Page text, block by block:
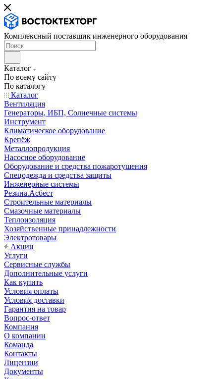
Комплексный поставщик инженерного оборудования
Каталог
По всему сайту
По каталогу
Каталог
Вентиляция
Генераторы, ИБП, Солнечные системы
Инструмент
Климатическое оборудование
Крепёж
Металлопродукция
Насосное оборудование
Оборудование и средства пожаротушения
Спецодежда и средства защиты
Инженерные системы
Резина.Асбест
Строительные материалы
Смазочные материалы
Теплоизоляция
Хозяйственные принадлежности
Электротовары
Акции
Услуги
Сервисные службы
Дополнительные услуги
Как купить
Условия оплаты
Условия доставки
Гарантия на товар
Вопрос-ответ
Компания
О компании
Команда
Контакты
Лицензии
Документы